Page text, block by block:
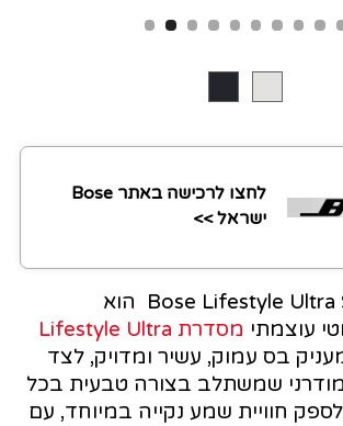
לחצו לרכישה באתר Bose
ישראל >>
ה־Bose Lifestyle Ultra Subwoofer הוא
עוצמתי
מסדרת Lifestyle Ultra
בס עמוק, עשיר ומדויק, לצד
שמשתלב בצורה טבעית בכל
חוויית שמע נקייה במיוחד, עם